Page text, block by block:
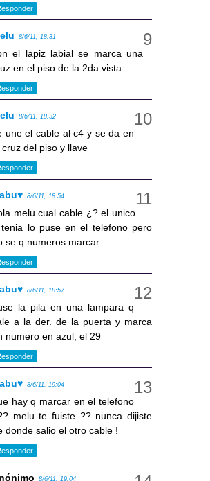
8/6/11, 18:31
el lapiz labial se marca una
en el piso de la 2da vista
8/6/11, 18:32
une el cable al c4 y se da en
cruz del piso y llave
8/6/11, 18:54
melu cual cable ¿? el unico
lo puse en el telefono pero
se q numeros marcar
8/6/11, 18:57
la pila en una lampara q
a la der. de la puerta y marca
numero en azul, el 29
8/6/11, 19:04
hay q marcar en el telefono
melu te fuiste ?? nunca dijiste
donde salio el otro cable !
8/6/11, 19:04